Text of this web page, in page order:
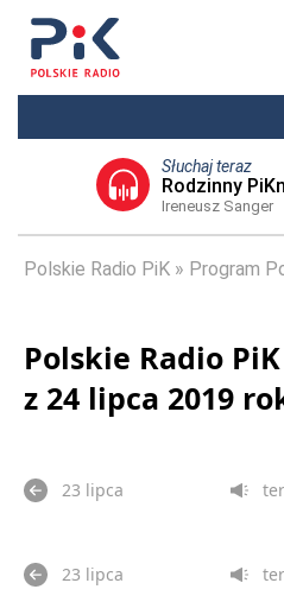
Słuchaj teraz
Rodzinny
Ireneusz Sanger
Polskie Radio PiK Program
Polskie Radio PiK
z 24 lipca 2019
23 lipca
23 lipca